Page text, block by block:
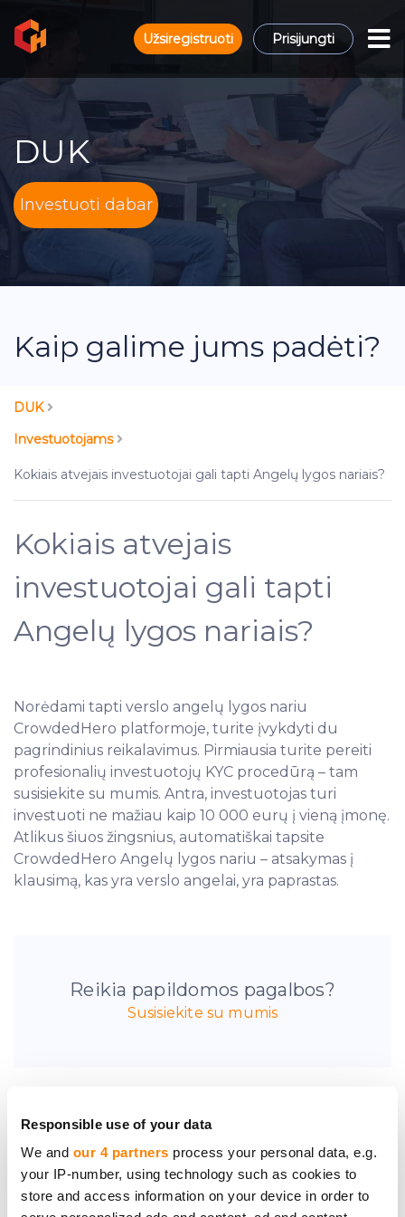
Responsible use of your data
We and our 4 partners process your personal data, e.g.
your IP-number, using technology such as cookies to
store and access information on your device in order to
Užsiregistruoti Prisijungti
DUK
Investuoti dabar
Kaip galime jums padėti?
DUK
Investuotojams
Kokiais atvejais investuotojai gali tapti Angelų lygos nariais?
Kokiais atvejais
investuotojai gali tapti
Angelų lygos nariais?
Norėdami tapti verslo angelų lygos nariu
CrowdedHero platformoje, turite įvykdyti du
pagrindinius reikalavimus. Pirmiausia turite pereiti
profesionalių investuotojų KYC procedūrą – tam
susisiekite su mumis. Antra, investuotojas turi
investuoti ne mažiau kaip 10 000 eurų į vieną įmonę.
Atlikus šiuos žingsnius, automatiškai tapsite
CrowdedHero Angelų lygos nariu – atsakymas į
klausimą, kas yra verslo angelai, yra paprastas.
Reikia papildomos pagalbos?
Susisiekite su mumis
Pirmieji sužinokite
apie naujas
investavimo galimybes